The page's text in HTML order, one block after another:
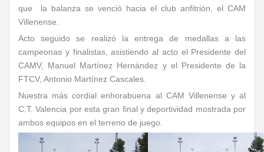
que la balanza se venció hacia el club anfitrión, el CAM
Villenense.
Acto seguido se realizó la entrega de medallas a las
campeonas y finalistas, asistiendo al acto el Presidente del
CAMV, Manuel Martínez Hernández y el Presidente de la
FTCV, Antonio Martínez Cascales.
Nuestra más cordial enhorabuena al CAM Villenense y al
C.T. Valencia por esta gran final y deportividad mostrada por
ambos equipos en el terreno de juego.